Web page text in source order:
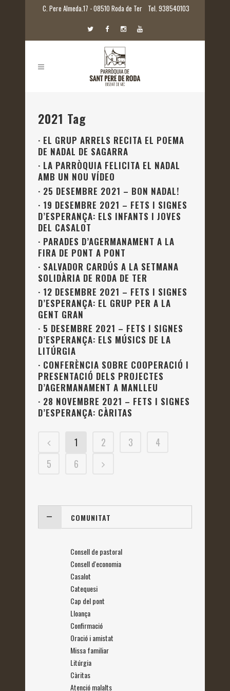
C. Pere Almeda.17 - 08510 Roda de Ter Tel. 938540103
2021 Tag
· EL GRUP ARRELS RECITA EL POEMA
DE NADAL DE SAGARRA
· LA PARRÒQUIA FELICITA EL NADAL
AMB UN NOU VÍDEO
· 25 DESEMBRE 2021 – BON NADAL!
· 19 DESEMBRE 2021 – FETS I SIGNES
D’ESPERANÇA: ELS INFANTS I JOVES
DEL CASALOT
· PARADES D’AGERMANAMENT A LA
FIRA DE PONT A PONT
· SALVADOR CARDÚS A LA SETMANA
SOLIDÀRIA DE RODA DE TER
· 12 DESEMBRE 2021 – FETS I SIGNES
D’ESPERANÇA: EL GRUP PER A LA
GENT GRAN
· 5 DESEMBRE 2021 – FETS I SIGNES
D’ESPERANÇA: ELS MÚSICS DE LA
LITÚRGIA
· CONFERÈNCIA SOBRE COOPERACIÓ I
PRESENTACIÓ DELS PROJECTES
D’AGERMANAMENT A MANLLEU
· 28 NOVEMBRE 2021 – FETS I SIGNES
D’ESPERANÇA: CÀRITAS
1 2 3
4
5
6
COMUNITAT
Consell de pastoral
Consell d'economia
Casalot
Catequesi
Cap del pont
Lloança
Confirmació
Oració i amistat
Missa familiar
Litúrgia
Càritas
Atenció malalts